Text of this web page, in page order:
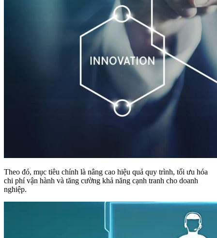
Theo đó, mục tiêu chính là nâng cao hiệu quả quy trình, tối ưu hóa
chi phí vận hành và tăng cường khả năng cạnh tranh cho doanh
nghiệp.